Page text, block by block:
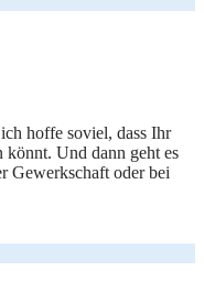
hoffe soviel, dass Ihr
könnt. Und dann geht es
Gewerkschaft oder bei